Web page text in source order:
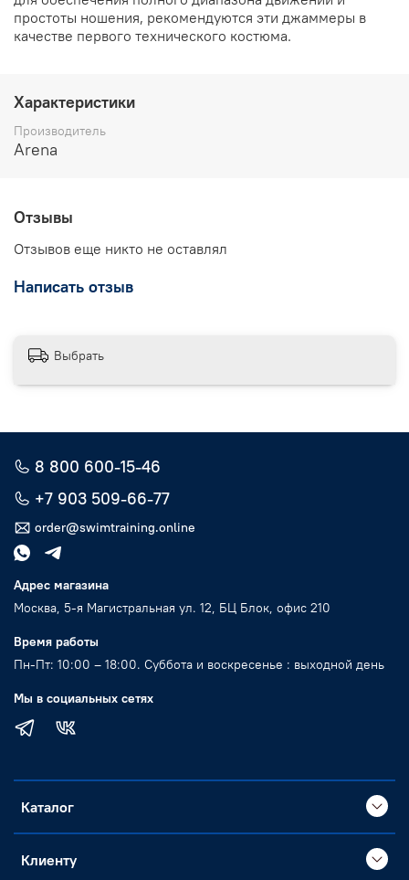
простоты ношения, рекомендуются эти джаммеры в
качестве первого технического костюма.
Характеристики
Производитель
Arena
Отзывы
Отзывов еще никто не оставлял
Написать отзыв
Выбрать
8 800 600-15-46
+7 903 509-66-77
order@swimtraining.online
Адрес магазина
Москва, 5-я Магистральная ул. 12, БЦ Блок, офис 210
Время работы
Пн-Пт: 10:00 – 18:00. Суббота и воскресенье : выходной день
Мы в социальных сетях
Каталог
Клиенту